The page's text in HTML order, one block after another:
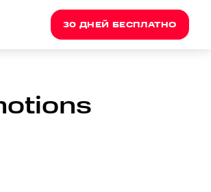
30 ДНЕЙ БЕСПЛАТНО